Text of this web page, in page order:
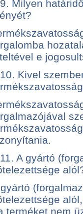
Milyen
e
Kivel
A gyártó
terméket nem